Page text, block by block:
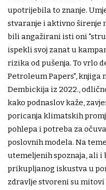
upotrijebila to znanje.
stvaranje i aktivno širenje
bili angažirani isti oni
ispekli svoj zanat u
rizika od pušenja. To vrlo
Petroleum Papers", knjiga
Dembickija iz 2022.,
kako podnaslov kaže,
poricanja klimatskih
pohlepa i potreba za
poslovnih modela. Na
utemeljenih spoznaja, ali i
prikupljanog iskustva u
zdravlje stvoreni su